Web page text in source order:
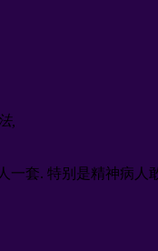
,
一套. 特别是精神病